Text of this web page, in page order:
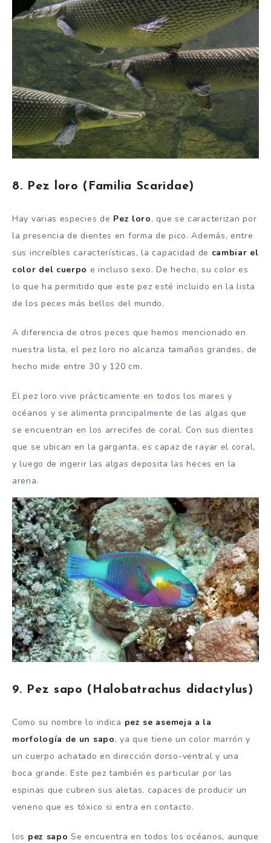
8. Pez loro (Familia Scaridae)
Hay varias especies de Pez loro, que se caracterizan por
la presencia de dientes en forma de pico. Además, entre
sus increíbles características, la capacidad de cambiar el
color del cuerpo e incluso sexo. De hecho, su color es
lo que ha permitido que este pez esté incluido en la lista
de los peces más bellos del mundo.
A diferencia de otros peces que hemos mencionado en
nuestra lista, el pez loro no alcanza tamaños grandes, de
hecho mide entre 30 y 120 cm.
El pez loro vive prácticamente en todos los mares y
océanos y se alimenta principalmente de las algas que
se encuentran en los arrecifes de coral. Con sus dientes
que se ubican en la garganta, es capaz de rayar el coral,
y luego de ingerir las algas deposita las heces en la
arena.
9. Pez sapo (Halobatrachus didactylus)
Como su nombre lo indica pez se asemeja a la
morfología de un sapo, ya que tiene un color marrón y
un cuerpo achatado en dirección dorso-ventral y una
boca grande. Este pez también es particular por las
espinas que cubren sus aletas, capaces de producir un
veneno que es tóxico si entra en contacto.
los pez sapo Se encuentra en todos los océanos, aunque